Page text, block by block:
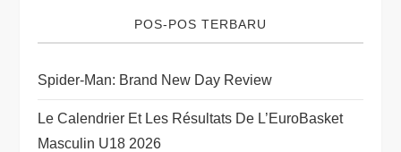
i
o
n
POS-POS TERBARU
Spider-Man: Brand New Day Review
Le Calendrier Et Les Résultats De L’EuroBasket
Masculin U18 2026